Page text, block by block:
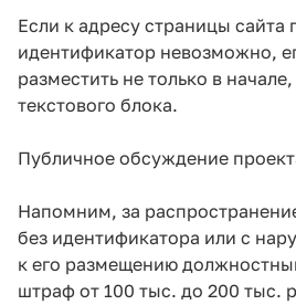
Если к адресу страницы сайта
идентификатор невозможно,
разместить не только в
текстового блока.
Публичное обсуждение
Напомним, за
без идентификатора или с
к его размещению
штраф от 100 тыс. до 200 тыс.